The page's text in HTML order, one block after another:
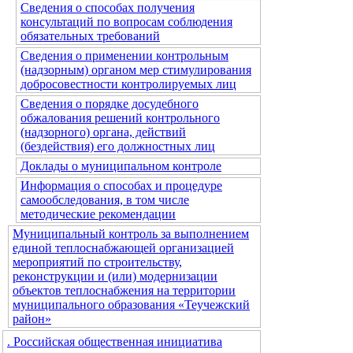
Сведения о способах получения
консультаций по вопросам соблюдения
обязательных требований
Сведения о применении контрольным
(надзорным) органом мер стимулирования
добросовестности контролируемых лиц
Сведения о порядке досудебного
обжалования решений контрольного
(надзорного) органа, действий
(бездействия) его должностных лиц
Доклады о муниципальном контроле
Информация о способах и процедуре
самообследования, в том числе
методические рекомендации
Муниципальный контроль за выполнением
единой теплоснабжающей организацией
мероприятий по строительству,
реконструкции и (или) модернизации
объектов теплоснабжения на территории
муниципального образования «Теучежский
район»
. Российская общественная инициатива